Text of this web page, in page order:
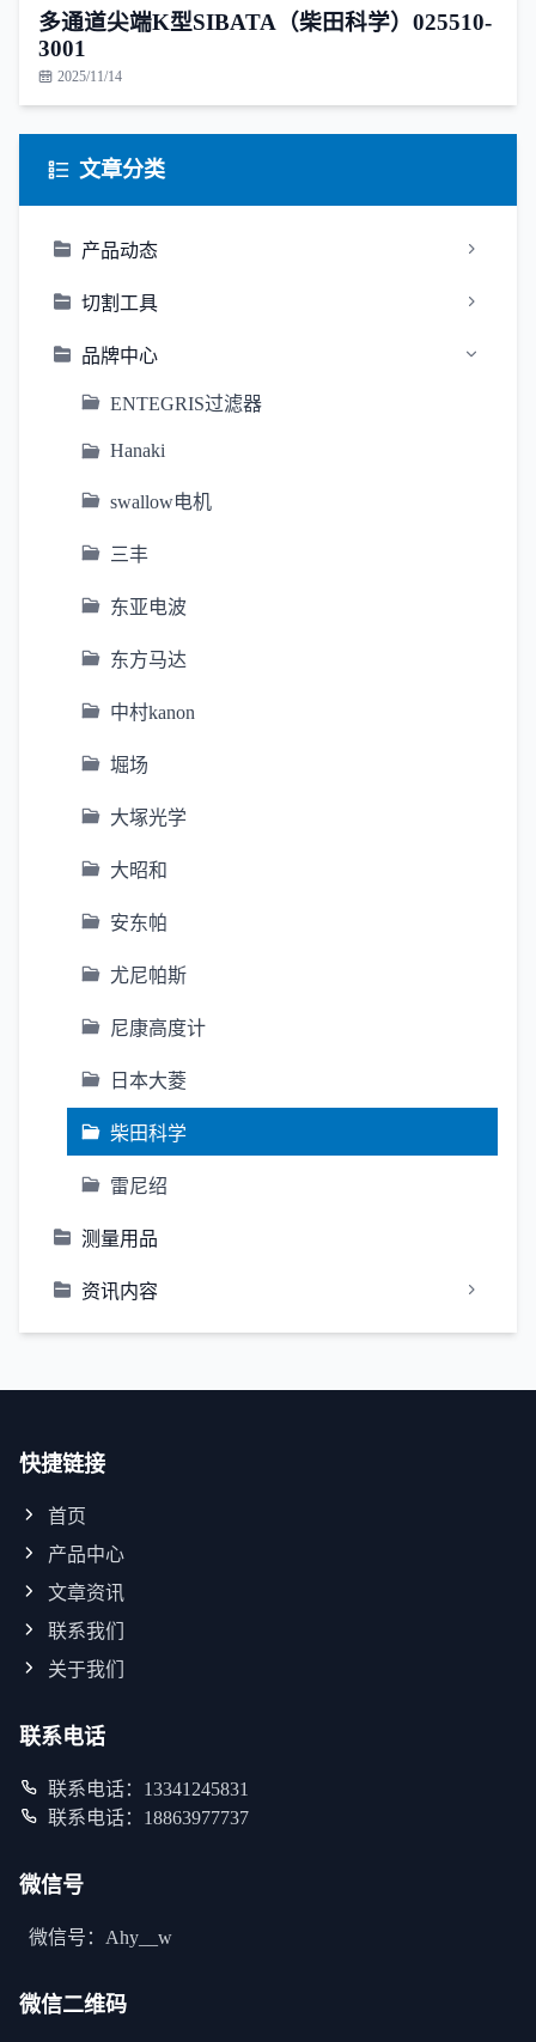
多通道尖端K型SIBATA（柴田科学）025510-
3001
2025/11/14
文章分类
产品动态
切割工具
品牌中心
ENTEGRIS过滤器
Hanaki
swallow电机
三丰
东亚电波
东方马达
中村kanon
堀场
大塚光学
大昭和
安东帕
尤尼帕斯
尼康高度计
日本大菱
柴田科学
雷尼绍
测量用品
资讯内容
快捷链接
首页
产品中心
文章资讯
联系我们
关于我们
联系电话
联系电话：13341245831
联系电话：18863977737
微信号
微信号：Ahy__w
微信二维码